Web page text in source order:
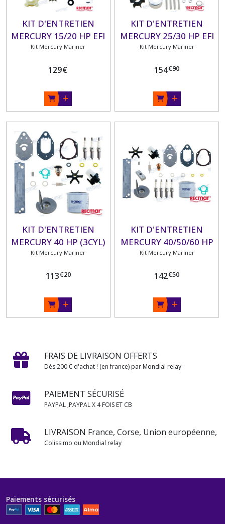
KIT D'ENTRETIEN
MERCURY 15/20 HP EFI
4 TEMPS
Kit Mercury Mariner
129€
KIT D'ENTRETIEN
MERCURY 25/30 HP EFI
4 TEMPS
Kit Mercury Mariner
154€90
KIT D'ENTRETIEN
MERCURY 40 HP (3CYL)
EFI 4 TEMPS
Kit Mercury Mariner
113€20
KIT D'ENTRETIEN
MERCURY 40/50/60 HP
(4CYL) EFI 4 TEMPS
Kit Mercury Mariner
142€50
FRAIS DE LIVRAISON OFFERTS
Dès 200 € d'achat ! (en france) par Mondial relay
PAIEMENT SÉCURISÉ
PAYPAL ,PAYPAL X 4 FOIS ET CB
LIVRAISON France, Corse, Union européenne,
Colissimo ou Mondial relay
Paiements sécurisés